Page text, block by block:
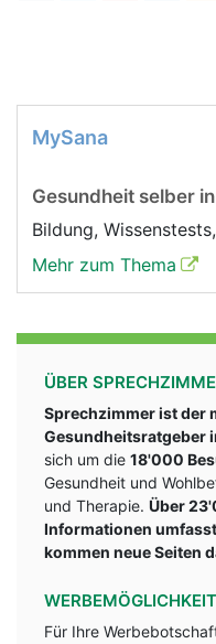
MySana
Gesundheit selber
Bildung,
Mehr zum Thema
ÜBER
Sprechzimmer ist der
Gesundheitsratgeber
sich um die 18'000
Gesundheit und
und Therapie. Über
Informationen
kommen neue Seiten
Für Ihre